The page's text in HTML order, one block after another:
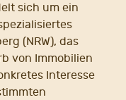
sich um ein
(NRW), das
von Immobilien
Interesse